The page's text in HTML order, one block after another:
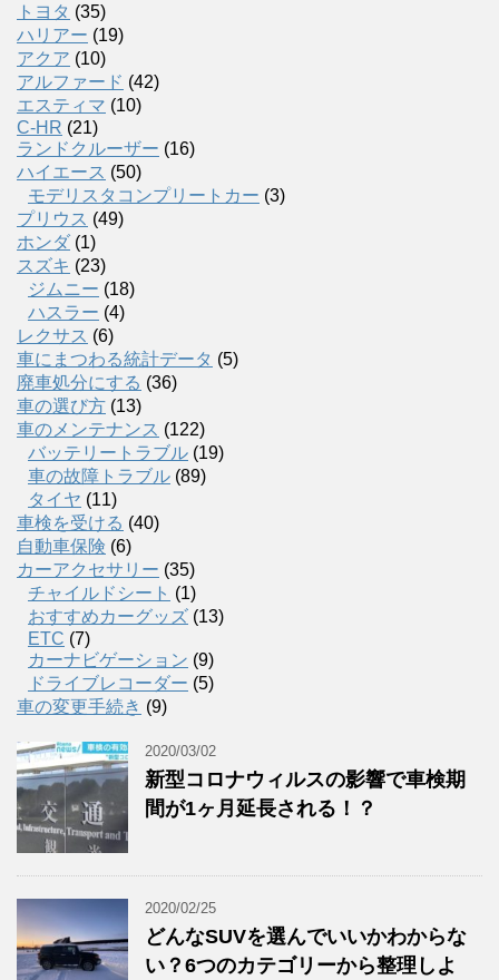
トヨタ (35)
ハリアー (19)
アクア (10)
アルファード (42)
エスティマ (10)
C-HR (21)
ランドクルーザー (16)
ハイエース (50)
モデリスタコンプリートカー (3)
プリウス (49)
ホンダ (1)
スズキ (23)
ジムニー (18)
ハスラー (4)
レクサス (6)
車にまつわる統計データ (5)
廃車処分にする (36)
車の選び方 (13)
車のメンテナンス (122)
バッテリートラブル (19)
車の故障トラブル (89)
タイヤ (11)
車検を受ける (40)
自動車保険 (6)
カーアクセサリー (35)
チャイルドシート (1)
おすすめカーグッズ (13)
ETC (7)
カーナビゲーション (9)
ドライブレコーダー (5)
車の変更手続き (9)
2020/03/02
新型コロナウィルスの影響で車検期
間が1ヶ月延長される！？
2020/02/25
どんなSUVを選んでいいかわからな
い？6つのカテゴリーから整理しよ